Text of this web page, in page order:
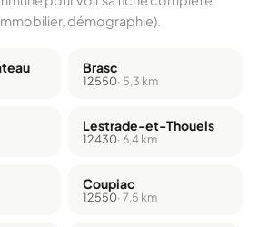
démographie).
Brasc
12550· 5,3 km
Lestrade-et-Thouels
12430· 6,4 km
Coupiac
12550· 7,5 km